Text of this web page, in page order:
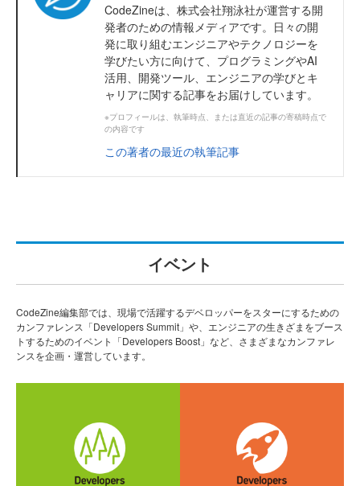
CodeZineは、株式会社翔泳社が運営する開
発者のための情報メディアです。日々の開
発に取り組むエンジニアやテクノロジーを
学びたい方に向けて、プログラミングやAI
活用、開発ツール、エンジニアの学びとキ
ャリアに関する記事をお届けしています。
※プロフィールは、執筆時点、または直近の記事の寄稿時点で
の内容です
この著者の最近の執筆記事
イベント
CodeZine編集部では、現場で活躍するデベロッパーをスターにするための
カンファレンス「Developers Summit」や、エンジニアの生きざまをブース
トするためのイベント「Developers Boost」など、さまざまなカンファレ
ンスを企画・運営しています。